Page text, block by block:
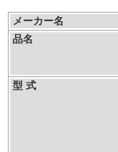
メーカー名
品名
型 式